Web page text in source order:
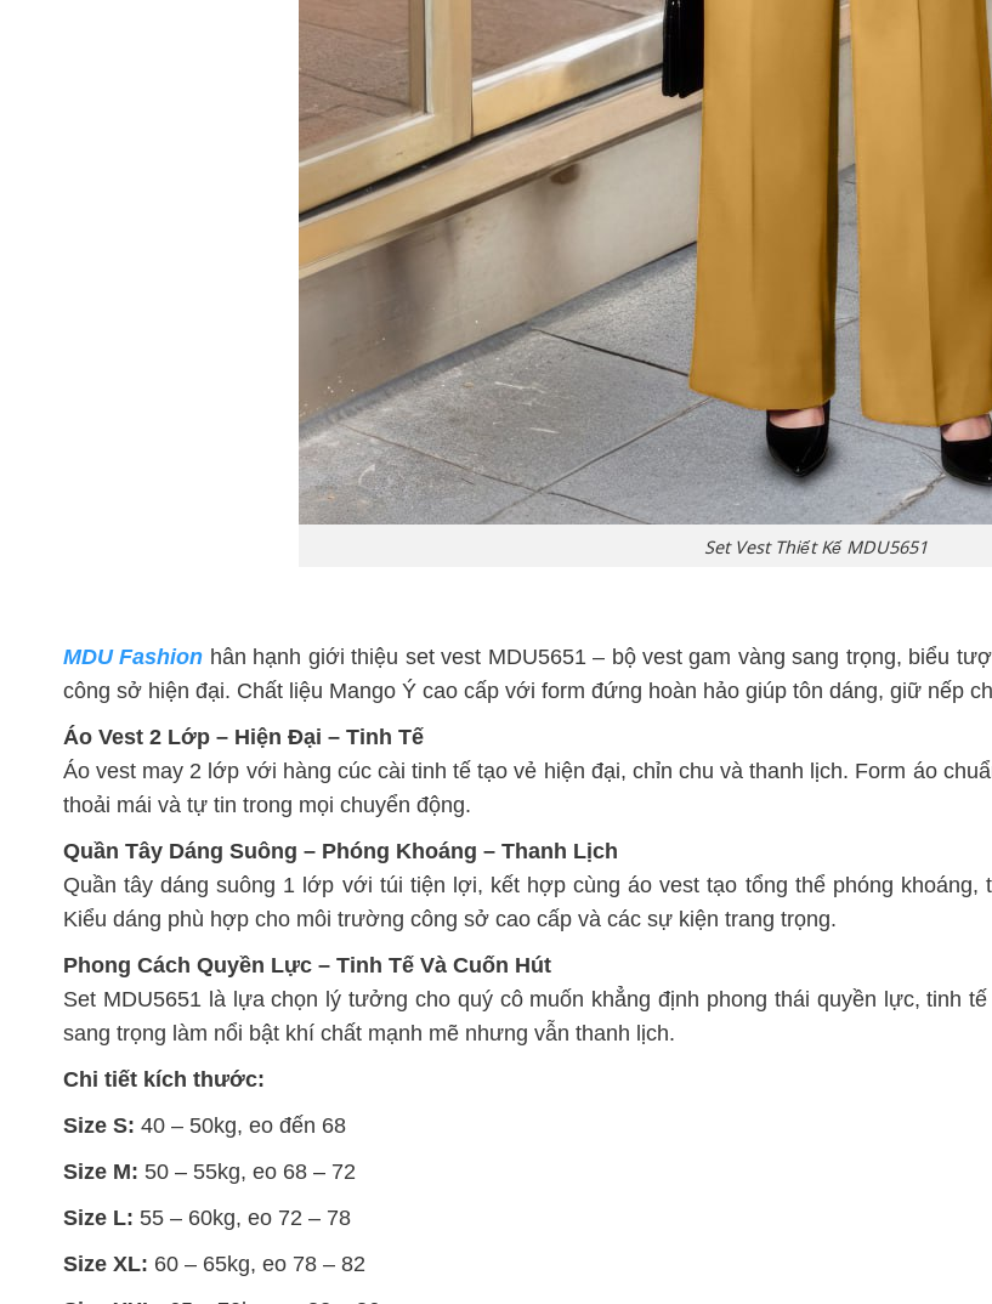
Set Vest Thiết Kế MDU5651
MDU Fashion hân hạnh giới thiệu set vest MDU5651 – bộ vest gam vàng sang trọng, biểu
công sở hiện đại. Chất liệu Mango Ý cao cấp với form đứng hoàn hảo giúp tôn dáng, giữ nếp
Áo Vest 2 Lớp – Hiện Đại – Tinh Tế
Áo vest may 2 lớp với hàng cúc cài tinh tế tạo vẻ hiện đại, chỉn chu và thanh lịch. Form áo
thoải mái và tự tin trong mọi chuyển động.
Quần Tây Dáng Suông – Phóng Khoáng – Thanh Lịch
Quần tây dáng suông 1 lớp với túi tiện lợi, kết hợp cùng áo vest tạo tổng thể phóng
Kiểu dáng phù hợp cho môi trường công sở cao cấp và các sự kiện trang trọng.
Phong Cách Quyền Lực – Tinh Tế Và Cuốn Hút
Set MDU5651 là lựa chọn lý tưởng cho quý cô muốn khẳng định phong thái quyền lực, tinh
sang trọng làm nổi bật khí chất mạnh mẽ nhưng vẫn thanh lịch.
Chi tiết kích thước:
Size S: 40 – 50kg, eo đến 68
Size M: 50 – 55kg, eo 68 – 72
Size L: 55 – 60kg, eo 72 – 78
Size XL: 60 – 65kg, eo 78 – 82